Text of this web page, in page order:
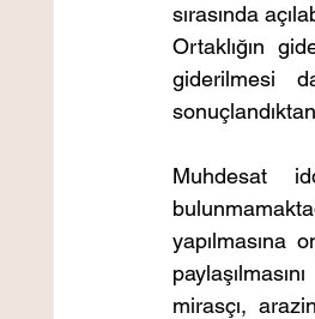
sırasında
Ortaklığın
giderilmesi
Muhdesat
yapılmasına
mirasçı,